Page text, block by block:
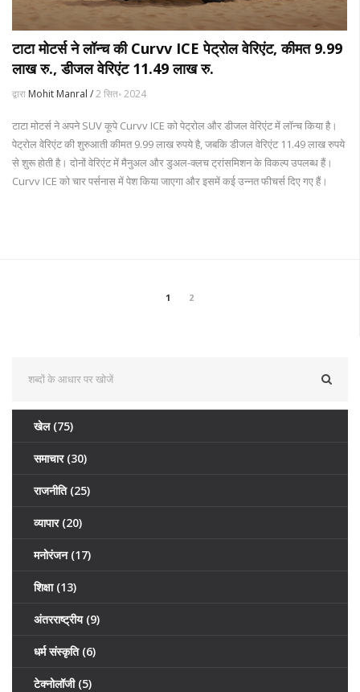
टाटा मोटर्स ने लॉन्च की Curvv ICE पेट्रोल वेरिएंट, कीमत 9.99
लाख रु., डीजल वेरिएंट 11.49 लाख रु.
द्वारा Mohit Manral /2 सित॰ 2024
टाटा मोटर्स ने अपने SUV कूपे Curvv ICE को पेट्रोल और डीजल वेरिएंट में लॉन्च किया है।
पेट्रोल वेरिएंट की शुरुआती कीमत 9.99 लाख रुपये है, जबकि डीजल वेरिएंट 11.49 लाख रुपये
से शुरू होती है। दोनों वेरिएंट में मैनुअल और डुअल-क्लच ट्रांसमिशन के विकल्प उपलब्ध हैं।
Curvv ICE को चार पर्सनास में पेश किया जाएगा और इसमें कई उन्नत फीचर्स दिए गए हैं।
1 2
खेल (75)
समाचार (30)
राजनीति (25)
व्यापार (20)
मनोरंजन (17)
शिक्षा (13)
अंतरराष्ट्रीय (9)
धर्म संस्कृति (6)
टेक्नोलॉजी (5)